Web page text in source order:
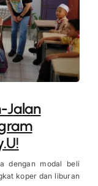
Jalan
dengan modal beli
koper dan liburan